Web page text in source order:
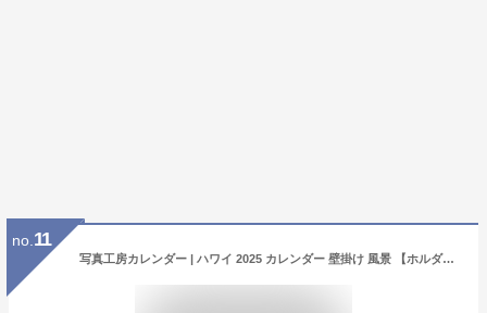
no. 11
写真工房カレンダー | ハワイ 2025 カレンダー 壁掛け 風景 【ホルダー付 300×420mm】